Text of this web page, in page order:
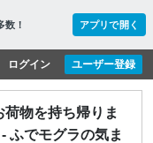
数！ アプリで開く
ユーザー登録
ログイン
荷物を持ち帰りま
ふでモグラの気ま